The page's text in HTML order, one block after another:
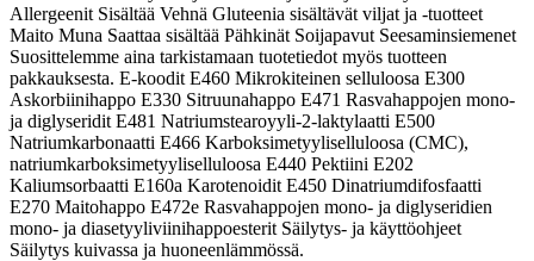
Allergeenit Sisältää Vehnä Gluteenia sisältävät viljat ja -tuotteet
Maito Muna Saattaa sisältää Pähkinät Soijapavut Seesaminsiemenet
Suosittelemme aina tarkistamaan tuotetiedot myös tuotteen
pakkauksesta. E-koodit E460 Mikrokiteinen selluloosa E300
Askorbiinihappo E330 Sitruunahappo E471 Rasvahappojen mono-
ja diglyseridit E481 Natriumstearoyyli-2-laktylaatti E500
Natriumkarbonaatti E466 Karboksimetyyliselluloosa (CMC),
natriumkarboksimetyyliselluloosa E440 Pektiini E202
Kaliumsorbaatti E160a Karotenoidit E450 Dinatriumdifosfaatti
E270 Maitohappo E472e Rasvahappojen mono- ja diglyseridien
mono- ja diasetyyliviinihappoesterit Säilytys- ja käyttöohjeet
Säilytys kuivassa ja huoneenlämmössä.